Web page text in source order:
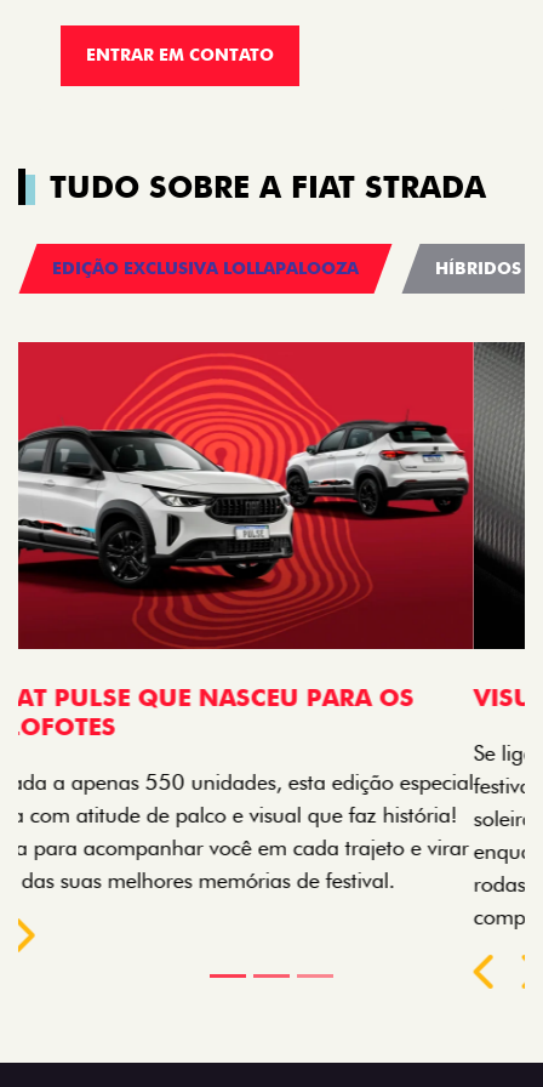
ENTRAR EM CONTATO
TUDO SOBRE A FIAT STRADA
EDIÇÃO EXCLUSIVA LOLLAPALOOZA HÍBRIDOS
VISUAL COM ENERGIA LOLLABR
festival: série numerada, adesivo lateral LollaBR e a
soleira temática que reforçam a exclusividade,
enquanto os detalhes escurecidos, o teto bicolor e as
rodas de liga-leve aro 16” em preto brilhante
completam o visual com ainda mais estilo.
Tecnologia que acompanha o seu ritmo